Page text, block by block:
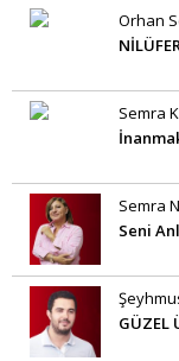
Orhan
Semra
Semra
Seni
GÜZEL